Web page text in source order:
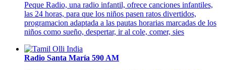
Peque Radio, una radio infantil, ofrece canciones infantiles,
las 24 horas, para que los niños pasen ratos divertidos,
programacion adaptada a las pautas horarias marcadas de los
niños como sueño, despertar, ir al cole, comer, sies
Radio Santa María 590 AM